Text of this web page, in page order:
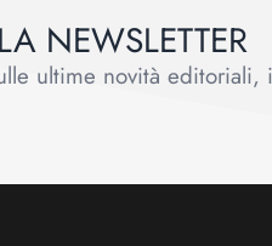
NEWSLETTER
ultime novità